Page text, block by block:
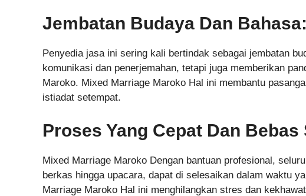
Jembatan Budaya Dan Bahasa:
Penyedia jasa ini sering kali bertindak sebagai jembatan
komunikasi dan penerjemahan, tetapi juga memberikan
Maroko. Mixed Marriage Maroko Hal ini membantu
istiadat setempat.
Proses Yang Cepat Dan Bebas
Mixed Marriage Maroko Dengan bantuan profesional,
berkas hingga upacara, dapat di selesaikan dalam waktu
Marriage Maroko Hal ini menghilangkan stres dan